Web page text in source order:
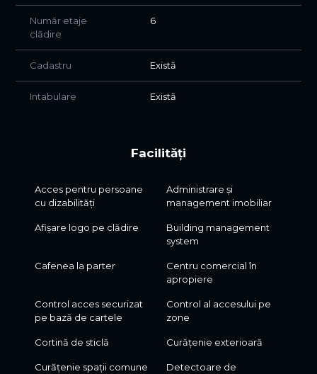
Număr etaje
clădire
6
Cadastru Există
Intabulare Există
Facilități
Acces pentru persoane
cu dizabilități
Administrare și
management imobiliar
Afișare logo pe clădire
Building management
system
Cafenea la parter
Centru comercial în
apropiere
Control acces securizat
pe bază de cartele
Control al accesului pe
zone
Cortină de sticlă Curățenie exterioară
Curățenie spații comune
Detectoare de